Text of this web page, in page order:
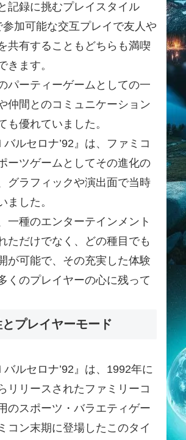
記録に挑むプレイスタイル
参加可能な交互プレイで友人や
共有することもどちらも満喫
きます。
パーティーゲームとしての一
仲間とのコミュニケーション
も優れていました。
バルセロナ’92』は、ファミコ
ーツゲームとしてその進化の
グラフィックや演出面で当時
ました。
一種のエンターテインメント
ただけでなく、どの種目でも
が可能で、その充実した体験
くのプレイヤーの心に残って
プレイヤーモード
バルセロナ’92』は、1992年に
リリースされたファミリーコ
のスポーツ・バラエティゲー
コン末期に登場したこのタイ